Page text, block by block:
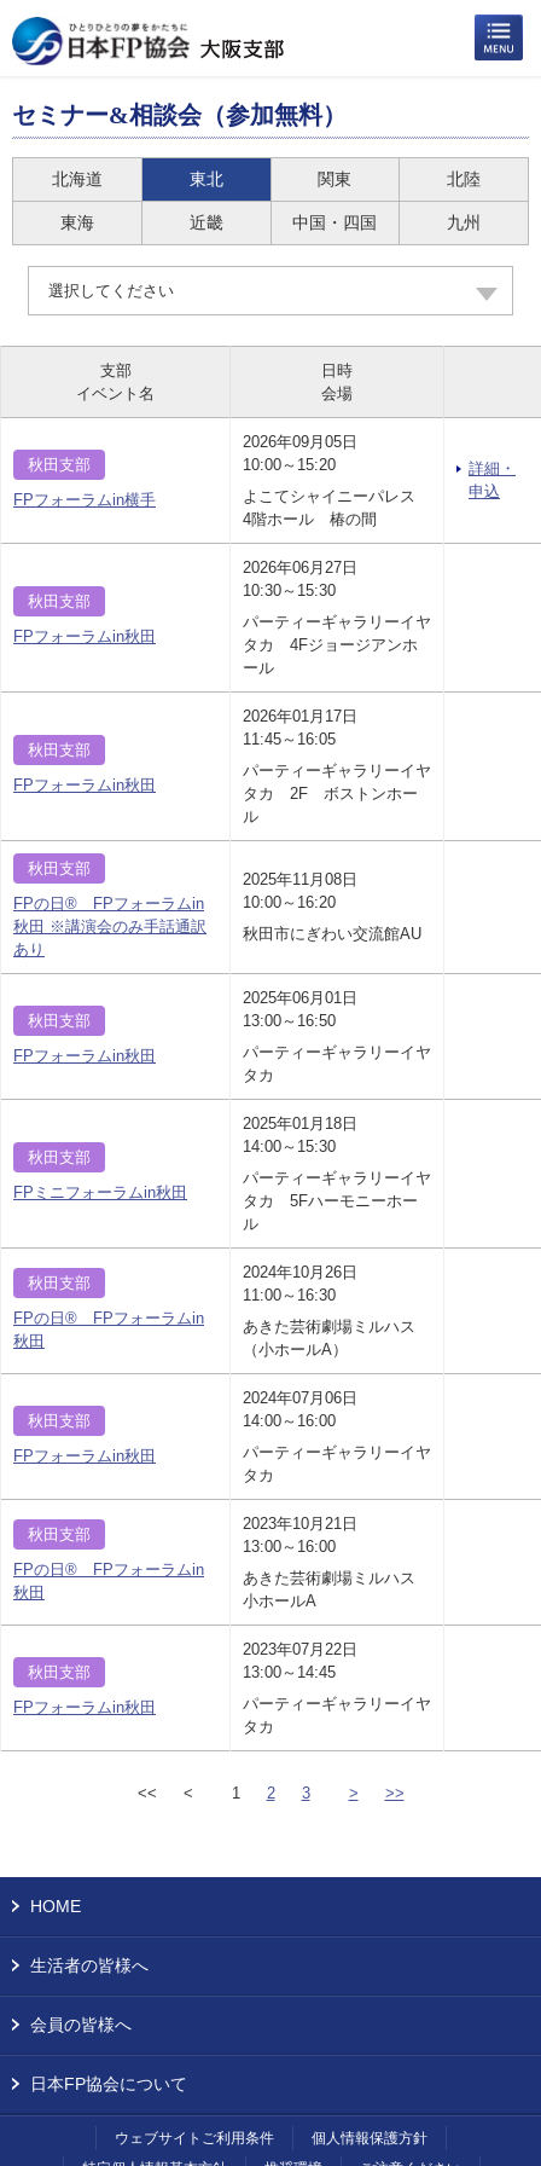
セミナー&相談会（参加無料）
北海道 東北 関東 北陸
東海 近畿 中国・四国 九州
選択してください
支部
イベント名
日時
会場
秋田支部
FPフォーラムin横手
2026年09月05日
10:00～15:20
よこてシャイニーパレス
4階ホール 椿の間
詳細・
申込
秋田支部
FPフォーラムin秋田
2026年06月27日
10:30～15:30
パーティーギャラリーイヤ
タカ 4Fジョージアンホ
ール
秋田支部
FPフォーラムin秋田
2026年01月17日
11:45～16:05
パーティーギャラリーイヤ
タカ 2F ボストンホー
ル
秋田支部
FPの日® FPフォーラムin
秋田 ※講演会のみ手話通訳
あり
2025年11月08日
10:00～16:20
秋田市にぎわい交流館AU
秋田支部
FPフォーラムin秋田
2025年06月01日
13:00～16:50
パーティーギャラリーイヤ
タカ
秋田支部
FPミニフォーラムin秋田
2025年01月18日
14:00～15:30
パーティーギャラリーイヤ
タカ 5Fハーモニーホー
ル
秋田支部
FPの日® FPフォーラムin
秋田
2024年10月26日
11:00～16:30
あきた芸術劇場ミルハス
（小ホールA）
秋田支部
FPフォーラムin秋田
2024年07月06日
14:00～16:00
パーティーギャラリーイヤ
タカ
秋田支部
FPの日® FPフォーラムin
秋田
2023年10月21日
13:00～16:00
あきた芸術劇場ミルハス
小ホールA
秋田支部
FPフォーラムin秋田
2023年07月22日
13:00～14:45
パーティーギャラリーイヤ
タカ
<< < 1 2 3 > >>
HOME
生活者の皆様へ
会員の皆様へ
日本FP協会について
ウェブサイトご利用条件
個人情報保護方針